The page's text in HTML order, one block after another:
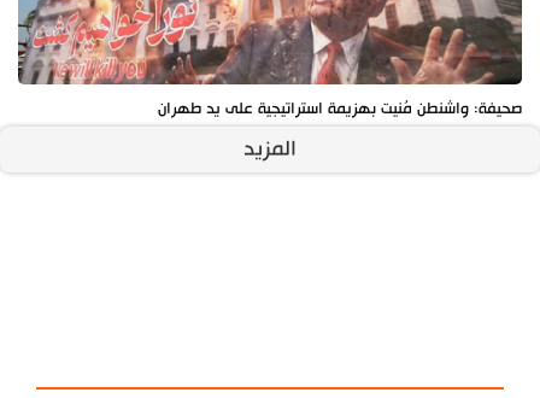
صحيفة: واشنطن مُنيت بهزيمة استراتيجية على يد طهران
المزيد